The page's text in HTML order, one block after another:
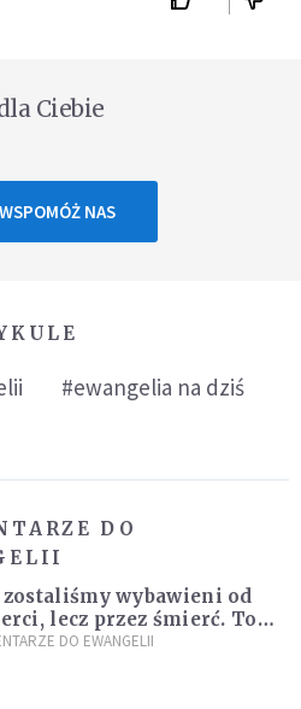
Ciebie
WSPOMÓŻ NAS
#ewangelia na dziś
DO
zostaliśmy wybawieni od
lecz przez śmierć. To
z największych tajemnic
DO EWANGELII